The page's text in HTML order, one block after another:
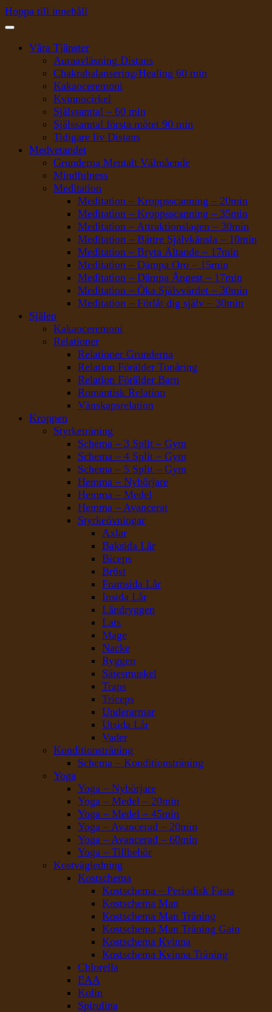
Hoppa till innehåll
Våra Tjänster
Auraavläsning Distans
Chakrabalansering/Healing 60 min
Kakaoceremoni
Kvinnocirkel
Själssamtal – 60 min
Själssamtal första mötet 90 min
Tidigare liv Distans
Medvetandet
Grunderna Mentalt Välmående
Mindfulness
Meditation
Meditation – Kroppsscanning – 20min
Meditation – Kroppsscanning – 35min
Meditation – Attraktionslagen – 30min
Meditation – Bättre Självkänsla – 10min
Meditation – Bryta Ältande – 17min
Meditation – Dämpa Oro – 15min
Meditation – Dämpa Ångest – 17min
Meditation – Öka Självvärdet – 30min
Meditation – Förlåt dig själv – 30min
Själen
Kakaoceremoni
Relationer
Relationer Grunderna
Relation Förälder Tonåring
Relation Förälder Barn
Romantisk Relation
Vänskapsrelation
Kroppen
Styrketräning
Schema – 3 Split – Gym
Schema – 4 Split – Gym
Schema – 5 Split – Gym
Hemma – Nybörjare
Hemma – Medel
Hemma – Avancerat
Styrkeövningar
Axlar
Baksida Lår
Biceps
Bröst
Framsida Lår
Insida Lår
Ländryggen
Lats
Mage
Nacke
Ryggen
Sätesmuskel
Traps
Triceps
Underarmar
Utsida Lår
Vader
Konditionsträning
Schema – Konditionsträning
Yoga
Yoga – Nybörjare
Yoga – Medel – 20min
Yoga – Medel – 45min
Yoga – Avancerad – 20min
Yoga – Avancerad – 60min
Yoga – Tillbehör
Kostvägledning
Kostschema
Kostschema – Periodisk Fasta
Kostschema Man
Kostschema Man Träning
Kostschema Man Träning Gain
Kostschema Kvinna
Kostschema Kvinna Träning
Chlorella
EAA
Kolin
Spirulina